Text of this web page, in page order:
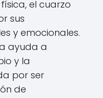
el cuarzo
sus
y emocionales.
ayuda a
y la
por ser
de